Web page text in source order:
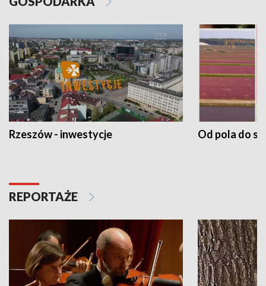
Rzeszów - inwestycje Od pola do
REPORTAŻE